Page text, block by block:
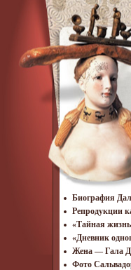
Биография
Репродукции
«Тайная
«Дневник
Жена — Гала
Фото